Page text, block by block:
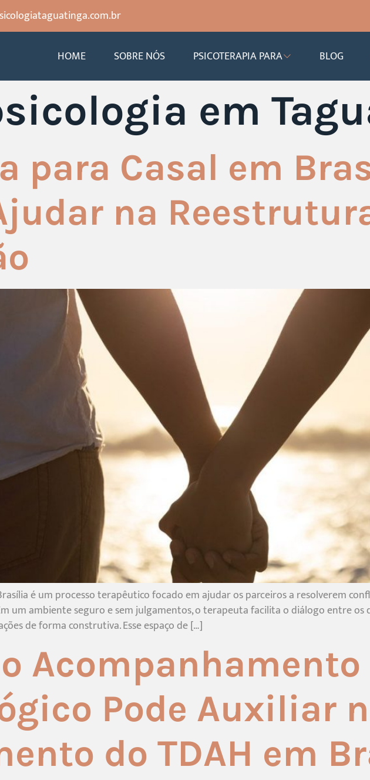
HOME SOBRE NÓS PSICOTERAPIA PARA BLOG
em
para Casal em
na
é um processo terapêutico focado em ajudar os parceiros a resolverem
um ambiente seguro e sem julgamentos, o terapeuta facilita o diálogo entre os
de forma construtiva. Esse espaço de […]
Acompanhamento
Pode Auxiliar
do TDAH em